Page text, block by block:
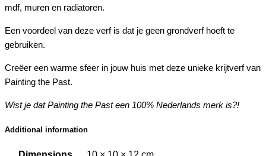
mdf, muren en radiatoren.
Een voordeel van deze verf is dat je geen grondverf hoeft te
gebruiken.
Creëer een warme sfeer in jouw huis met deze unieke krijtverf van
Painting the Past.
Wist je dat Painting the Past een 100% Nederlands merk is?!
Additional information